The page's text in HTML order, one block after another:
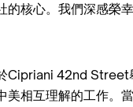
的核心。我們深感榮
Cipriani 42nd Street
美相互理解的工作。